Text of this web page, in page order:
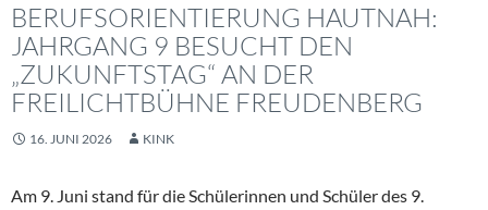
BERUFSORIENTIERUNG HAUTNAH:
JAHRGANG 9 BESUCHT DEN
„ZUKUNFTSTAG“ AN DER
FREILICHTBÜHNE FREUDENBERG
16. JUNI 2026 KINK
Am 9. Juni stand für die Schülerinnen und Schüler des 9.